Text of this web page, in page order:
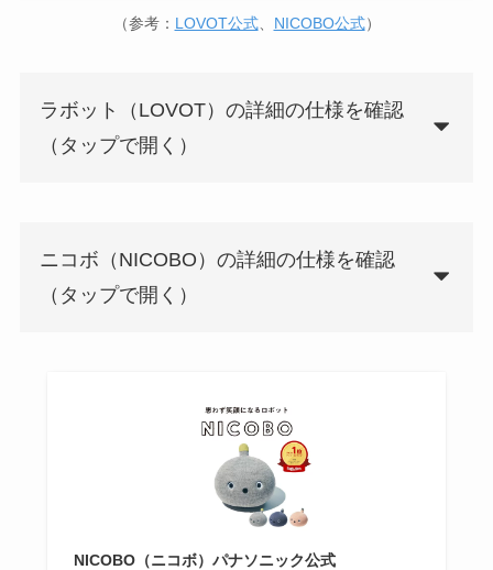
（参考： LOVOT公式、 NICOBO公式）
ラボット（LOVOT）の詳細の仕様を確認
（タップで開く）
ニコボ（NICOBO）の詳細の仕様を確認
（タップで開く）
NICOBO（ニコボ）パナソニック公式